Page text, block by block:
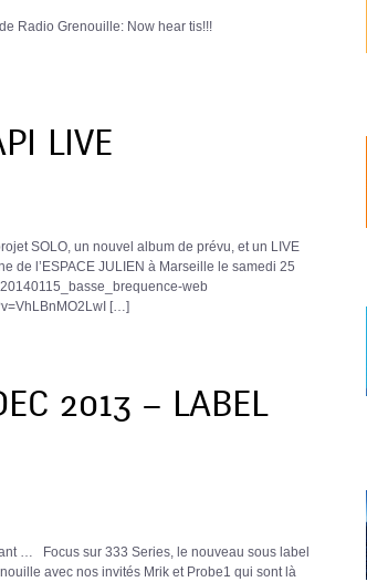
Radio Grenouille: Now hear tis!!!
LIVE
SOLO, un nouvel album de prévu, et un LIVE
de l’ESPACE JULIEN à Marseille le samedi 25
web
[…]
2013 – LABEL
… Focus sur 333 Series, le nouveau sous label
avec nos invités Mrik et Probe1 qui sont là